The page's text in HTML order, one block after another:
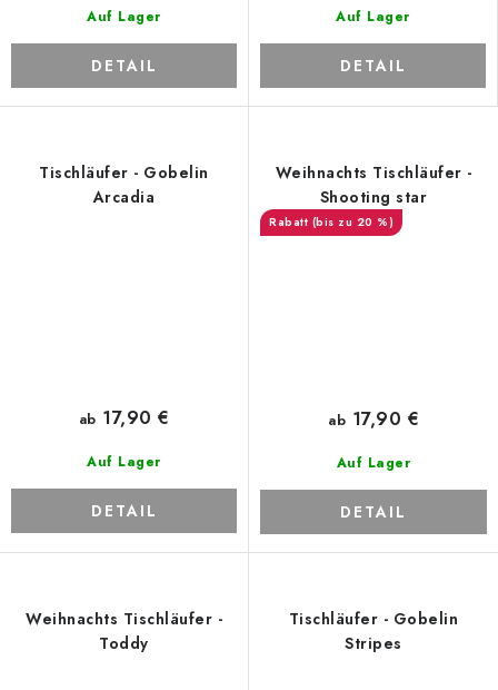
Auf Lager
DETAIL
Auf Lager
DETAIL
Tischläufer - Gobelin
Arcadia
Auf Lager
ab 17,90 €
DETAIL
Weihnachts Tischläufer -
Shooting star
(bis zu 20 %)
Auf Lager
ab 17,90 €
DETAIL
Weihnachts Tischläufer -
Toddy
Tischläufer - Gobelin
Stripes